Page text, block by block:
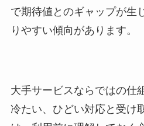
で期待値とのギャップが生
りやすい傾向があります。
大手サービスならではの仕
冷たい、ひどい対応と受け